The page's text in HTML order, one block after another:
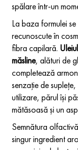
spălare într-un
La baza formulei
recunoscute în
fibra capilară.
măsline, alături de
completează
senzație de
utilizare, părul își
mătăsoasă și un
Semnătura
singur ingredient